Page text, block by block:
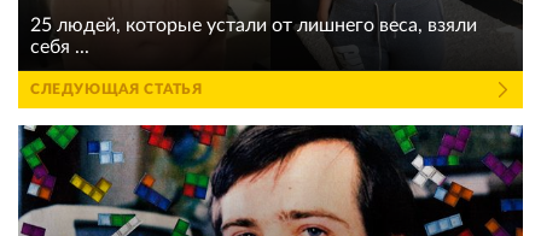
25 людей, которые устали от лишнего веса, взяли
себя ...
СЛЕДУЮЩАЯ СТАТЬЯ